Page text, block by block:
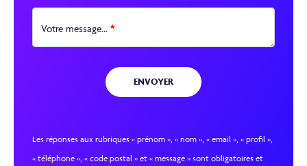
Votre message... *
Les réponses aux rubriques « prénom », « nom », « email », « profil »,
« téléphone », « code postal » et « message » sont obligatoires et